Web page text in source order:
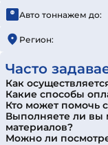
Авто тоннажем до:
Регион:
Часто
Как
Какие способы
Кто может помочь
Выполняете ли вы
материалов?
Можно ли